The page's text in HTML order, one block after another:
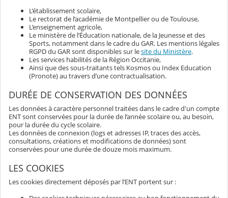
L’établissement scolaire,
Le rectorat de l’académie de Montpellier ou de Toulouse,
L’enseignement agricole,
Le ministère de l’Éducation nationale, de la Jeunesse et des
Sports, notamment dans le cadre du GAR. Les mentions légales
RGPD du GAR sont disponibles sur lesite du Ministère.
Les services habilités de la Région Occitanie,
Ainsi que des sous-traitants tels Kosmos ou Index Education
(Pronote) au travers d’une contractualisation.
DURÉE DE CONSERVATION DES DONNÉES
Les données à caractère personnel traitées dans le cadre d'un compte
ENT sont conservées pour la durée de l’année scolaire ou, au besoin,
pour la durée du cycle scolaire.
Les données de connexion (logs et adresses IP, traces des accès,
consultations, créations et modifications de données) sont
conservées pour une durée de douze mois maximum.
LES COOKIES
Les cookies directement déposés par l’ENT portent sur :